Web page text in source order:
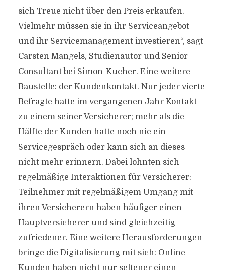
sich Treue nicht über den Preis erkaufen.
Vielmehr müssen sie in ihr Serviceangebot
und ihr Servicemanagement investieren“, sagt
Carsten Mangels, Studienautor und Senior
Consultant bei Simon-Kucher. Eine weitere
Baustelle: der Kundenkontakt. Nur jeder vierte
Befragte hatte im vergangenen Jahr Kontakt
zu einem seiner Versicherer; mehr als die
Hälfte der Kunden hatte noch nie ein
Servicegespräch oder kann sich an dieses
nicht mehr erinnern. Dabei lohnten sich
regelmäßige Interaktionen für Versicherer:
Teilnehmer mit regelmäßigem Umgang mit
ihren Versicherern haben häufiger einen
Hauptversicherer und sind gleichzeitig
zufriedener. Eine weitere Herausforderungen
bringe die Digitalisierung mit sich: Online-
Kunden haben nicht nur seltener einen